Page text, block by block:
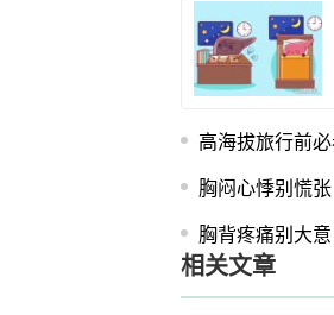
高海拔旅行前
胸闷心悸别慌
胸背疼痛别大
相关文章